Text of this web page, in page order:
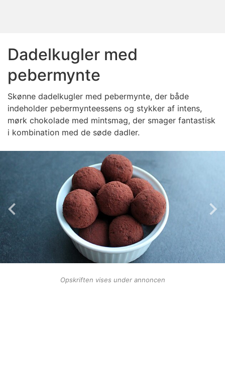
Dadelkugler med
pebermynte
Skønne dadelkugler med pebermynte, der både
indeholder pebermynteessens og stykker af intens,
mørk chokolade med mintsmag, der smager fantastisk
i kombination med de søde dadler.
Opskriften vises under annoncen